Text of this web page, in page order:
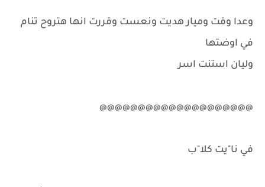
وعدا وقت وميار هديت ونعست وقررت انها هتروح تنام
في اوضتها
وليان استنت اسر
@@@@@@@@@@@@@@@@@@@@
في نا"يت كلا"ب